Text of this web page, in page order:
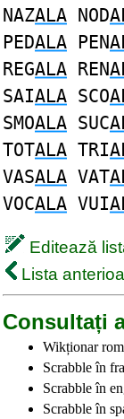
NAZALA NOD
PEDALA PEN
REGALA REN
SAIALA SCO
SMOALA SUC
TOTALA TRI
VASALA VAT
VOCALA VUI
Editează
Lista
Consultați
Wikționar
Scrabble în
Scrabble în
Scrabble în